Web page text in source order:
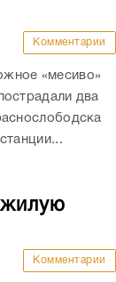
Комментарии
«месиво»
два
Комментарии